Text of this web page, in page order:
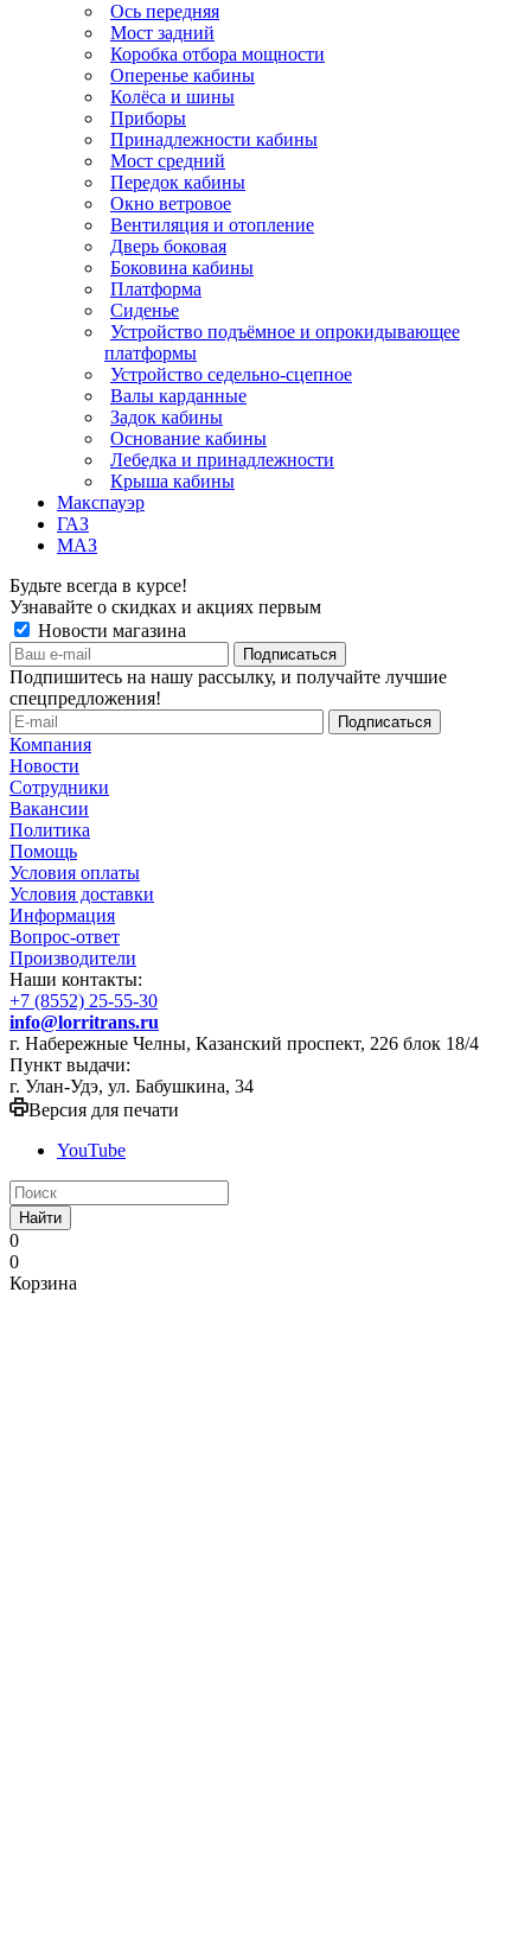
Ось передняя
Мост задний
Коробка отбора мощности
Оперенье кабины
Колёса и шины
Приборы
Принадлежности кабины
Мост средний
Передок кабины
Окно ветровое
Вентиляция и отопление
Дверь боковая
Боковина кабины
Платформа
Сиденье
Устройство подъёмное и опрокидывающее
платформы
Устройство седельно-сцепное
Валы карданные
Задок кабины
Основание кабины
Лебедка и принадлежности
Крыша кабины
Макспауэр
ГАЗ
МАЗ
Будьте всегда в курсе!
Узнавайте о скидках и акциях первым
Новости магазина
Подпишитесь на нашу рассылку, и получайте лучшие
спецпредложения!
Компания
Новости
Сотрудники
Вакансии
Политика
Помощь
Условия оплаты
Условия доставки
Информация
Вопрос-ответ
Производители
Наши контакты:
+7 (8552) 25-55-30
info@lorritrans.ru
г. Набережные Челны, Казанский проспект, 226 блок 18/4
Пункт выдачи:
г. Улан-Удэ, ул. Бабушкина, 34
Версия для печати
YouTube
Найти
0
0
Корзина